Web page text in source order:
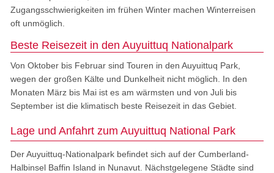
Zugangsschwierigkeiten im frühen Winter machen Winterreisen
oft unmöglich.
Beste Reisezeit in den Auyuittuq Nationalpark
Von Oktober bis Februar sind Touren in den Auyuittuq Park,
wegen der großen Kälte und Dunkelheit nicht möglich. In den
Monaten März bis Mai ist es am wärmsten und von Juli bis
September ist die klimatisch beste Reisezeit in das Gebiet.
Lage und Anfahrt zum Auyuittuq National Park
Der Auyuittuq-Nationalpark befindet sich auf der Cumberland-
Halbinsel Baffin Island in Nunavut. Nächstgelegene Städte sind